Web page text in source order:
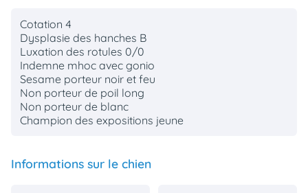
Cotation 4
Dysplasie des hanches B
Luxation des rotules 0/0
Indemne mhoc avec gonio
Sesame porteur noir et feu
Non porteur de poil long
Non porteur de blanc
Champion des expositions jeune
Informations sur le chien